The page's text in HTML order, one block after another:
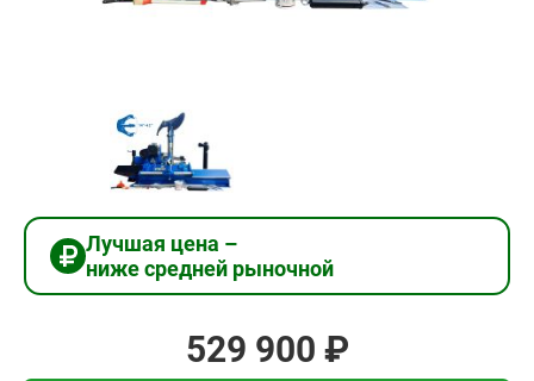
Лучшая цена –
ниже средней рыночной
529 900 ₽
Добавить в корзину
Купить в 1 клик
В кредит от 17 663 руб/